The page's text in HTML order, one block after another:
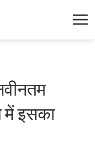
इसका